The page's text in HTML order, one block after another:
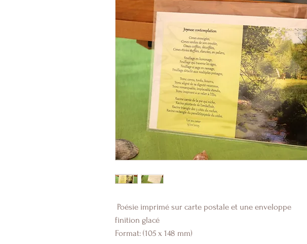
Poésie imprimé sur carte postale et une enveloppe
finition glacé
Format: (105 x 148 mm)